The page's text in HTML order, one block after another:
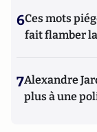
6Ces mots
fait flamber
7Alexandre
plus à une